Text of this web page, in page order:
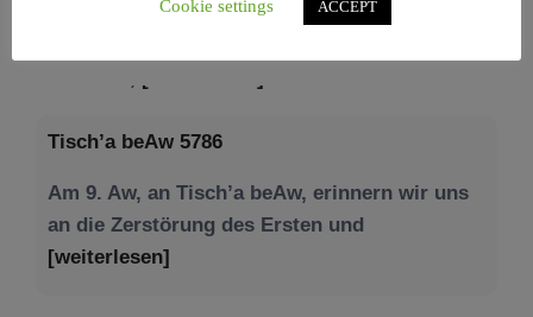
an die Zerstörung des Ersten und
[weiterlesen]
Cookie settings
ACCEPT